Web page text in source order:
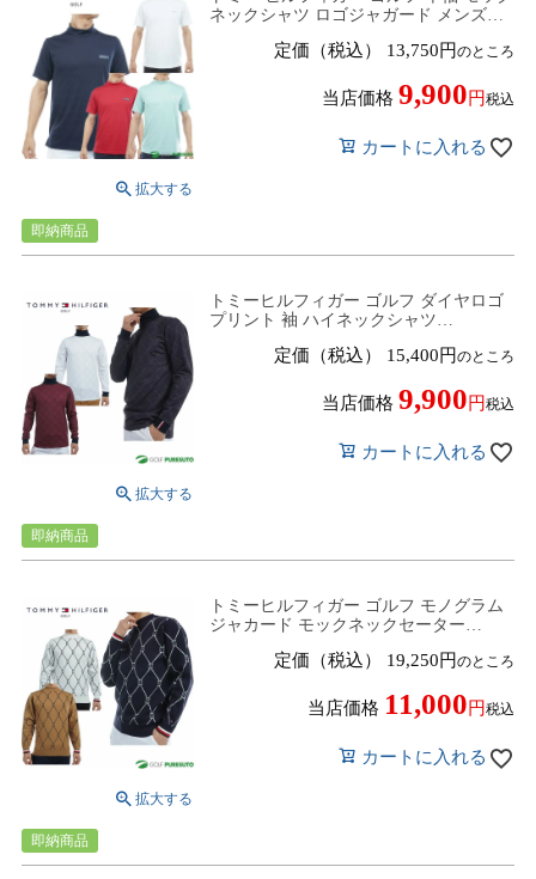
ネックシャツ ロゴジャガード メンズ
年秋冬モデル TOMMY HILFIGER 秋冬
定価（税込） 13,750 のところ
当店価格 9,900 税込
カートに入れる
即納商品
トミーヒルフィガー ゴルフ ダイヤロゴ
プリント 袖 ハイネックシャツ
年秋冬モデル TOMMY HILFIGER
定価（税込） 15,400 のところ
当店価格 9,900 税込
カートに入れる
即納商品
トミーヒルフィガー ゴルフ モノグラム
ジャカード モックネックセーター
年秋冬モデル TOMMY HILFIGER
定価（税込） 19,250 のところ
当店価格 11,000 税込
カートに入れる
即納商品